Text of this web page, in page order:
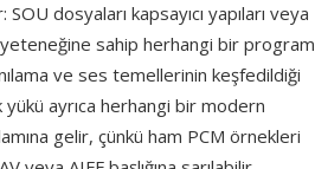
dosyaları kapsayıcı yapıları veya
sahip herhangi bir program
ve ses temellerinin keşfedildiği
yükü ayrıca herhangi bir modern
gelir, çünkü ham PCM örnekleri